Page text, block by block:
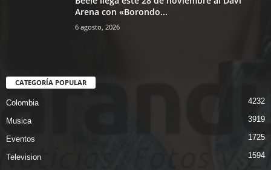
Arena con «Borondo...
6 agosto, 2026
CATEGORÍA POPULAR
Colombia 4232
Musica 3919
Eventos 1725
Television
1594